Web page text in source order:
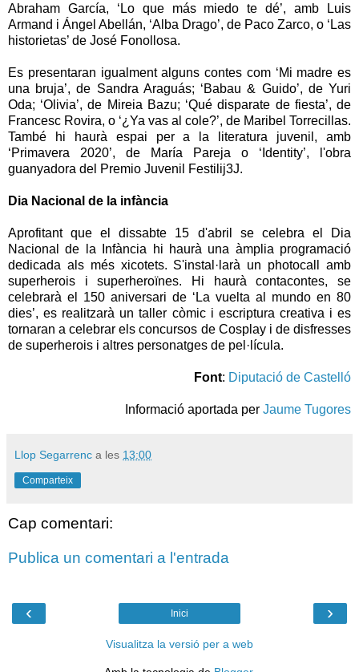
Abraham García, ‘Lo que más miedo te dé’, amb Luis
Armand i Ángel Abellán, ‘Alba Drago’, de Paco Zarco, o ‘Las
historietas’ de José Fonollosa.
Es presentaran igualment alguns contes com ‘Mi madre es
una bruja’, de Sandra Araguás; ‘Babau & Guido’, de Yuri
Oda; ‘Olivia’, de Mireia Bazu; ‘Qué disparate de fiesta’, de
Francesc Rovira, o ‘¿Ya vas al cole?’, de Maribel Torrecillas.
També hi haurà espai per a la literatura juvenil, amb
‘Primavera 2020’, de María Pareja o ‘Identity’, l'obra
guanyadora del Premio Juvenil Festilij3J.
Dia Nacional de la infància
Aprofitant que el dissabte 15 d'abril se celebra el Dia
Nacional de la Infància hi haurà una àmplia programació
dedicada als més xicotets. S'instal·larà un photocall amb
superherois i superheroïnes. Hi haurà contacontes, se
celebrarà el 150 aniversari de ‘La vuelta al mundo en 80
dies’, es realitzarà un taller còmic i escriptura creativa i es
tornaran a celebrar els concursos de Cosplay i de disfresses
de superherois i altres personatges de pel·lícula.
Font: Diputació de Castelló
Informació aportada per Jaume Tugores
Llop Segarrenc a les 13:00
Comparteix
Cap comentari:
Publica un comentari a l'entrada
‹ ›
Inici
Visualitza la versió per a web